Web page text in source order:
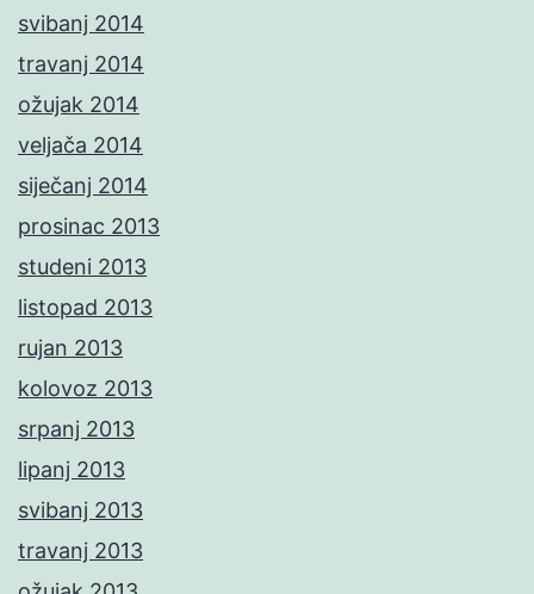
svibanj 2014
travanj 2014
ožujak 2014
veljača 2014
siječanj 2014
prosinac 2013
studeni 2013
listopad 2013
rujan 2013
kolovoz 2013
srpanj 2013
lipanj 2013
svibanj 2013
travanj 2013